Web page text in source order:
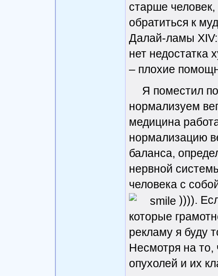
старше человек,
обратиться к
Далай-ламы
нет недостатка
– плохие
Я поместил
нормализуем
медицина
нормализацию
баланса,
нервной
человека с
)))).
которые
рекламу я буду
Несмотря на то,
опухолей и их